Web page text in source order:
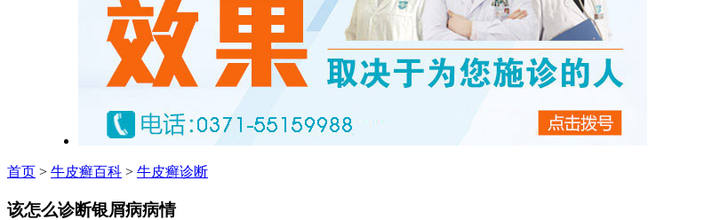
首页 > 牛皮癣百科 > 牛皮癣诊断
该怎么诊断银屑病病情